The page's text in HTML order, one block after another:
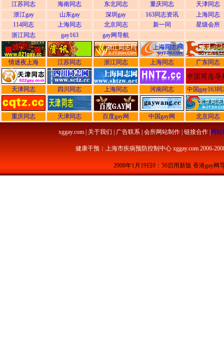
江苏同志
海南同志 东北同志 重庆同志
天津同志
浙江gay
山东gay 深圳gay 163同志资讯
上海同志
114同志
上海同志 北京同志 新一同
星级会所
浙江同志
gay163 gay网导航
情迷夜上海 江苏同志 浙江同志 上海同志 广东同志
天津同志 四川同志 上海同志 河南同志 中国gay163同
重庆同志 天津同志 百度gay网 中国gay网 北京同志
xggay.com | 关于我们 | 广告联系 | 会所网站制作 | 链接合作 | 网
健康干预： 上海市疾病预防控制中心xggay.com 2006-
2008年1月19日0：50启用新版 香港gay网